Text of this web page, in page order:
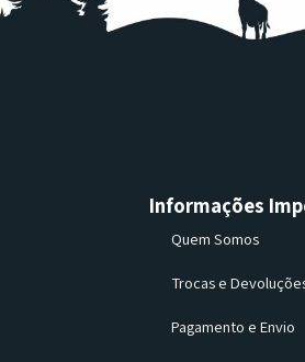
Informações
Quem Somos
Trocas e
Pagamento e Envio